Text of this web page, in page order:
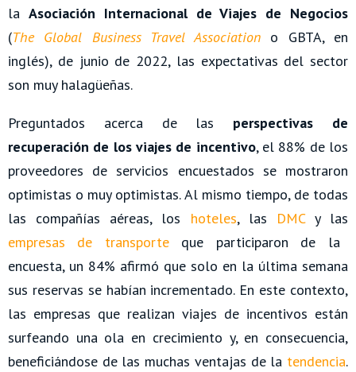
la Asociación Internacional de Viajes de Negocios
(The Global Business Travel Association o GBTA, en
inglés), de junio de 2022, las expectativas del sector
son muy halagüeñas.
Preguntados acerca de las perspectivas de
recuperación de los viajes de incentivo, el 88% de los
proveedores de servicios encuestados se mostraron
optimistas o muy optimistas. Al mismo tiempo, de todas
las compañías aéreas, los hoteles, las DMCy las
empresas de transporteque participaron de la
encuesta, un 84% afirmó que solo en la última semana
sus reservas se habían incrementado. En este contexto,
las empresas que realizan viajes de incentivos están
surfeando una ola en crecimiento y, en consecuencia,
beneficiándose de las muchas ventajas de la tendencia.